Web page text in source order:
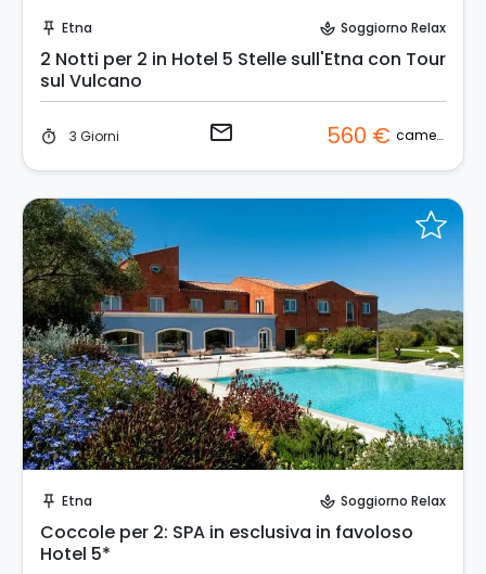
push_pin Etna spa Soggiorno Relax
2 Notti per 2 in Hotel 5 Stelle sull'Etna con Tour
sul Vulcano
timer 3 Giorni email 560 € camera
push_pin Etna spa Soggiorno Relax
Coccole per 2: SPA in esclusiva in favoloso
Hotel 5*